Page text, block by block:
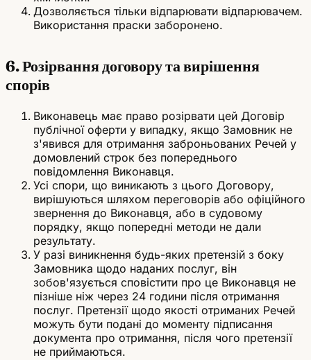
Дозволяється тільки відпарювати відпарювачем.
Використання праски заборонено.
6. Розірвання договору та вирішення
спорів
Виконавець має право розірвати цей Договір
публічної оферти у випадку, якщо Замовник не
з'явився для отримання заброньованих Речей у
домовлений строк без попереднього
повідомлення Виконавця.
Усі спори, що виникають з цього Договору,
вирішуються шляхом переговорів або офіційного
звернення до Виконавця, або в судовому
порядку, якщо попередні методи не дали
результату.
У разі виникнення будь-яких претензій з боку
Замовника щодо наданих послуг, він
зобов'язується сповістити про це Виконавця не
пізніше ніж через 24 години після отримання
послуг. Претензії щодо якості отриманих Речей
можуть бути подані до моменту підписання
документа про отримання, після чого претензії
не приймаються.